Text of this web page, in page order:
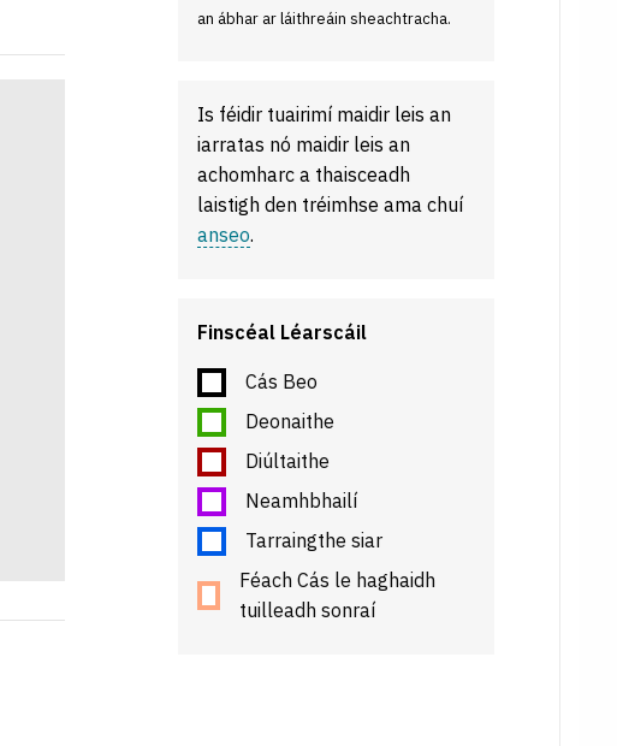
an ábhar ar láithreáin sheachtracha.
Is féidir tuairimí maidir leis an
iarratas nó maidir leis an
achomharc a thaisceadh
laistigh den tréimhse ama chuí
anseo.
Finscéal Léarscáil
Cás Beo
Deonaithe
Diúltaithe
Neamhbhailí
Tarraingthe siar
Féach Cás le haghaidh
tuilleadh sonraí